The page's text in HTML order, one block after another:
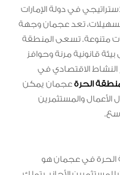
في دولة الإمارات
تعد عجمان وجهة
متنوعة. تسعى المنطقة
قانونية مرنة وحوافز
الاقتصادي في
الحرةعجمان يمكن
الأعمال والمستثمرين
الحرة في عجمان هو